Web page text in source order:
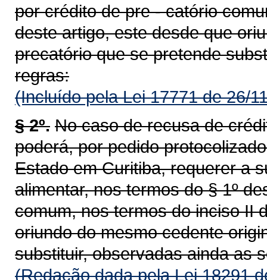
por crédito de pre - catório
deste artigo, este desde que
precatório que se pretende
regras:
(Incluído pela Lei 17771 de 26/
§ 2º. No caso de recusa de
poderá, por pedido
Estado em Curitiba, requerer a
alimentar, nos termos do § 1º
comum, nos termos do inciso II
oriundo do mesmo cedente
substituir, observadas ainda as
(Redação dada pela Lei 18291